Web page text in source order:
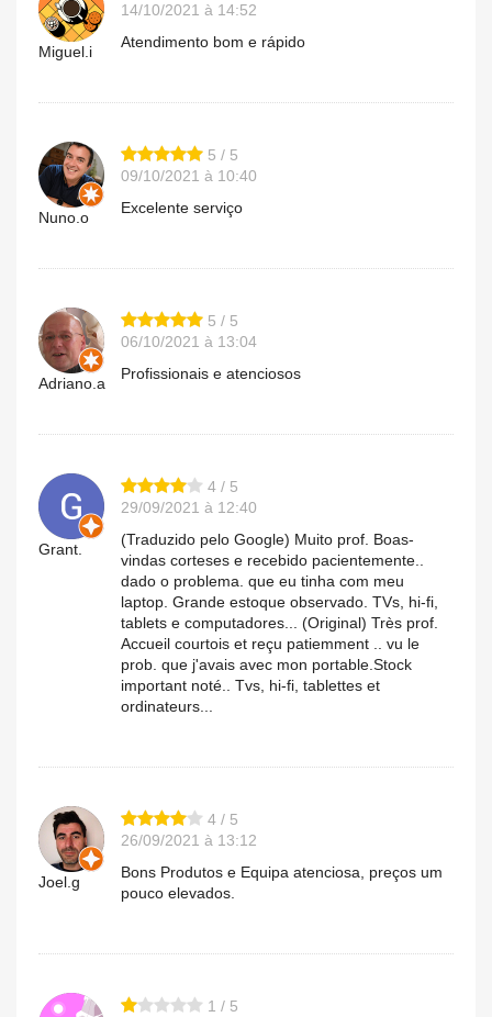
Miguel.i
14/10/2021 à 14:52
Atendimento bom e rápido
Nuno.o
5 / 5
09/10/2021 à 10:40
Excelente serviço
Adriano.a
5 / 5
06/10/2021 à 13:04
Profissionais e atenciosos
Grant.
4 / 5
29/09/2021 à 12:40
(Traduzido pelo Google) Muito prof. Boas-
vindas corteses e recebido pacientemente..
dado o problema. que eu tinha com meu
laptop. Grande estoque observado. TVs, hi-fi,
tablets e computadores... (Original) Très prof.
Accueil courtois et reçu patiemment .. vu le
prob. que j'avais avec mon portable.Stock
important noté.. Tvs, hi-fi, tablettes et
ordinateurs...
Joel.g
4 / 5
26/09/2021 à 13:12
Bons Produtos e Equipa atenciosa, preços um
pouco elevados.
1 / 5